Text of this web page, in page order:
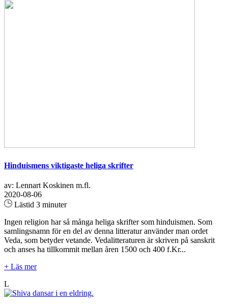
Hinduismens viktigaste heliga skrifter
av: Lennart Koskinen m.fl.
2020-08-06
Lästid 3 minuter
Ingen religion har så många heliga skrifter som hinduismen. Som
samlingsnamn för en del av denna litteratur använder man ordet
Veda, som betyder vetande. Vedalitteraturen är skriven på sanskrit
och anses ha tillkommit mellan åren 1500 och 400 f.Kr...
+ Läs mer
L